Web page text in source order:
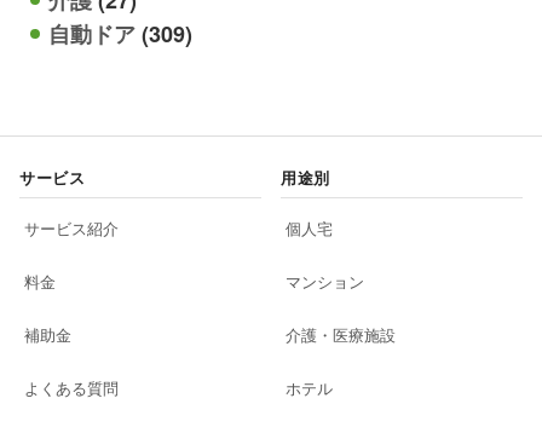
自動ドア(309)
サービス
サービス紹介
料金
補助金
よくある質問
用途別
個人宅
マンション
介護・医療施設
ホテル